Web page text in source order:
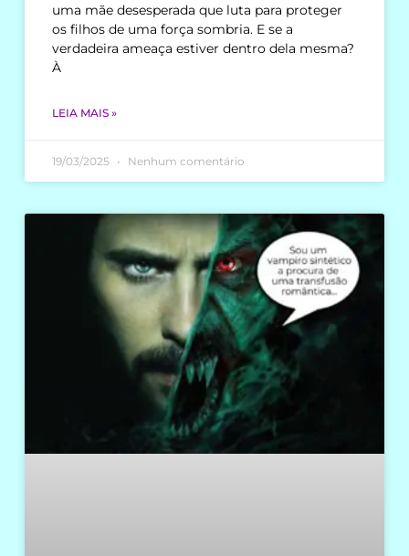
uma mãe desesperada que luta para proteger
os filhos de uma força sombria. E se a
verdadeira ameaça estiver dentro dela mesma?
À
LEIA MAIS »
19/03/2025 Nenhum comentário